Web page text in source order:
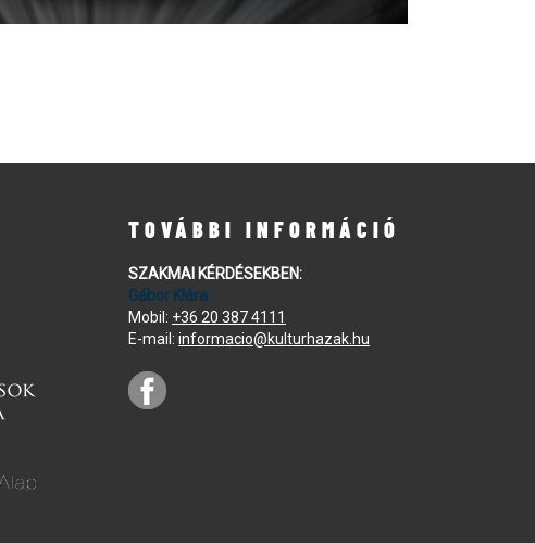
TOVÁBBI INFORMÁCIÓ
SZAKMAI KÉRDÉSEKBEN:
Gábor Klára
Mobil: +36 20 387 4111
E-mail: informacio@kulturhazak.hu